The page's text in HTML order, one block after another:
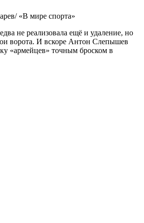
«В мире спорта»
не реализовала ещё и удаление, но
ворота. И вскоре Антон Слепышев
«армейцев» точным броском в